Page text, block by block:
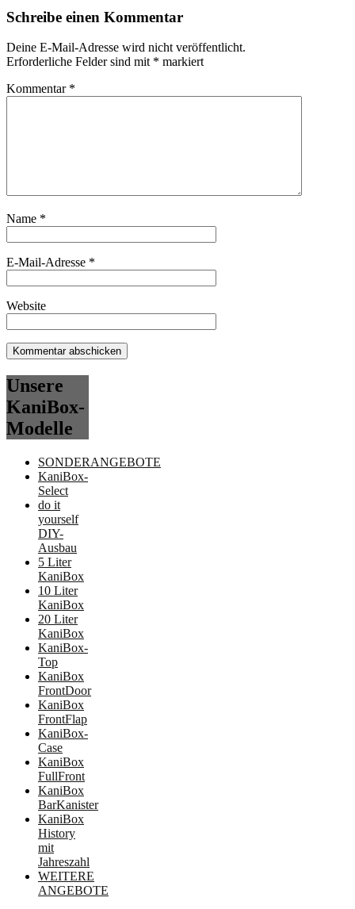
Schreibe einen Kommentar
Deine E-Mail-Adresse wird nicht veröffentlicht.
Erforderliche Felder sind mit * markiert
Kommentar *
Name *
E-Mail-Adresse *
Website
Unsere
KaniBox-
Modelle
SONDERANGEBOTE
KaniBox-
Select
do it
yourself
DIY-
Ausbau
5 Liter
KaniBox
10 Liter
KaniBox
20 Liter
KaniBox
KaniBox-
Top
KaniBox
FrontDoor
KaniBox
FrontFlap
KaniBox-
Case
KaniBox
FullFront
KaniBox
BarKanister
KaniBox
History
mit
Jahreszahl
WEITERE
ANGEBOTE